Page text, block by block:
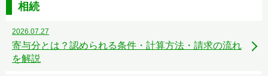
相続
2026.07.27
寄与分とは？認められる条件・計算方法・請求の流れ
を解説